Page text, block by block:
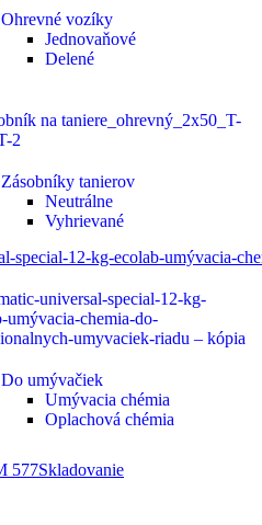
Ohrevné vozíky
Jednovaňové
Delené
Zásobníky tanierov
Neutrálne
Vyhrievané
Do umývačiek
Umývacia chémia
Oplachová chémia
Skladovanie